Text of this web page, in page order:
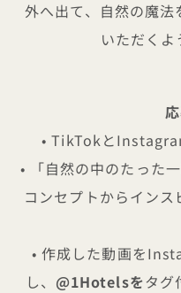
外へ出て、自然の魔
いただくよ
• TikTokと
• 「自然の中のたった
コンセプトからイン
• 作成した動画を
し、 @1Hotelsをタグ